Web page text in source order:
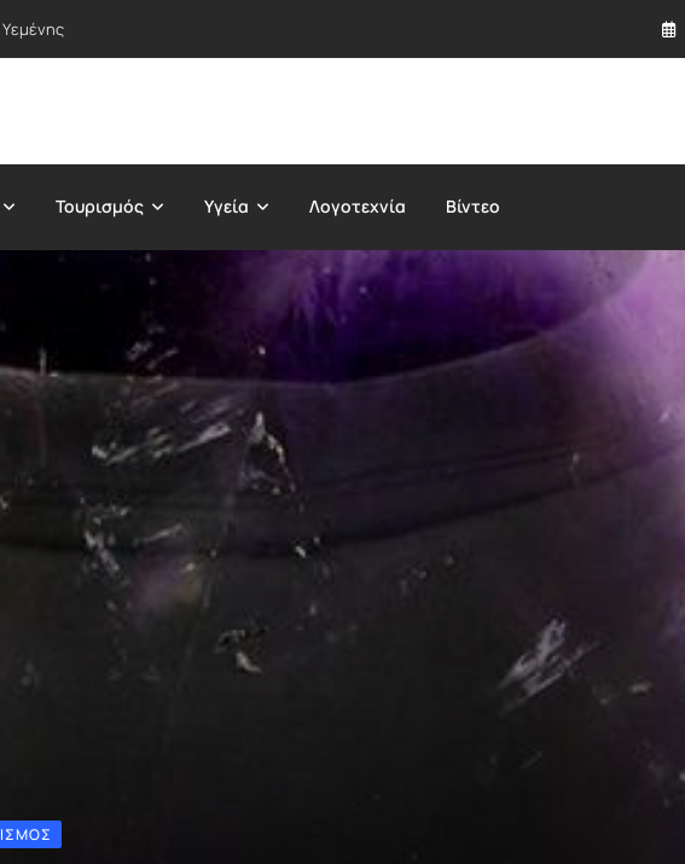
Τουρισμός Υγεία Λογοτεχνία Βίντεο